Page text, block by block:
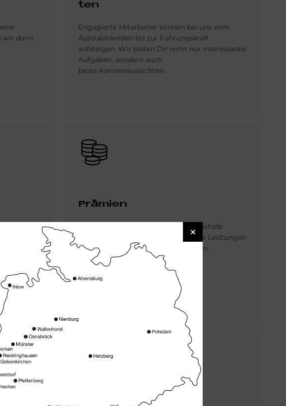
wir dann
ten
Engagierte Mitarbeiter können bei uns vom
Auszubildenden bis zur Führungskraft
aufsteigen. Wir bieten Dir nicht nur interessante
Aufgaben, sondern auch
beste Karriereaussichten.
Bild
Prä­mi­en
Unser Erfolg ist auch Dein Erfolg, deshalb
beteiligen wir Dich daran. Besondere Leistungen
vergüten wir zusätzlich über Prämien.